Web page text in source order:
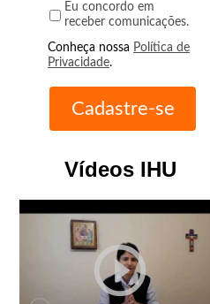
Eu concordo em
receber comunicações.
Conheça nossa Política de
Privacidade.
Vídeos IHU
play_circle_outline